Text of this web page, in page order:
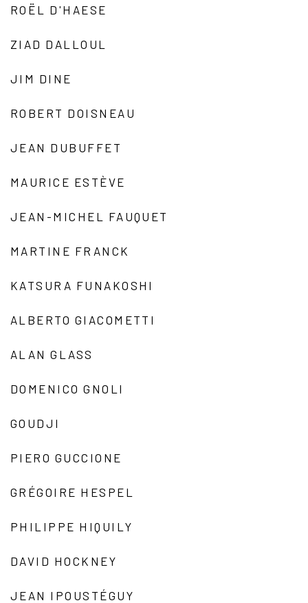
ROËL D'HAESE
ZIAD DALLOUL
JIM DINE
ROBERT DOISNEAU
JEAN DUBUFFET
MAURICE ESTÈVE
JEAN-MICHEL FAUQUET
MARTINE FRANCK
KATSURA FUNAKOSHI
ALBERTO GIACOMETTI
ALAN GLASS
DOMENICO GNOLI
GOUDJI
PIERO GUCCIONE
GRÉGOIRE HESPEL
PHILIPPE HIQUILY
DAVID HOCKNEY
JEAN IPOUSTÉGUY